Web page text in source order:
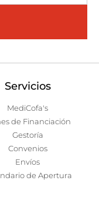
Servicios
MediCofa's
de Financiación
Gestoría
Convenios
Envíos
de Apertura